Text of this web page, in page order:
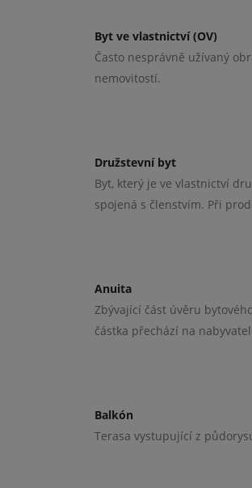
Byt ve vlastnictví (OV)
Často nesprávně užívaný
nemovitostí.
Družstevní byt
Byt, který je ve vlastnictví
spojená s členstvím. Při
Anuita
Zbývající část úvěru
částka přechází na
Balkón
Terasa vystupující z